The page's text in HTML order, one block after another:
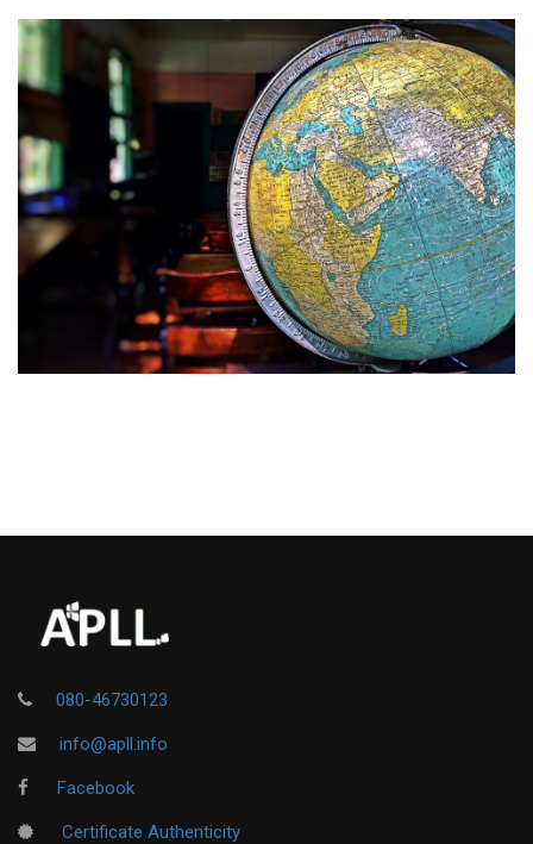
080-46730123
info@apll.info
Facebook
Certificate Authenticity